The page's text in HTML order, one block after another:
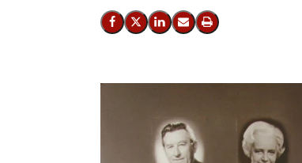
Del på Facebook
Del på X (Twitter)
Del på LinkedIn
Send email
Print